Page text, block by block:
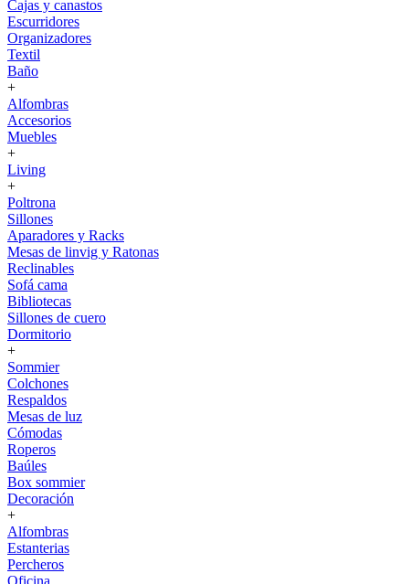
Cajas y canastos
Escurridores
Organizadores
Textil
Baño
+
Alfombras
Accesorios
Muebles
+
Living
+
Poltrona
Sillones
Aparadores y Racks
Mesas de linvig y Ratonas
Reclinables
Sofá cama
Bibliotecas
Sillones de cuero
Dormitorio
+
Sommier
Colchones
Respaldos
Mesas de luz
Cómodas
Roperos
Baúles
Box sommier
Decoración
+
Alfombras
Estanterias
Percheros
Oficina